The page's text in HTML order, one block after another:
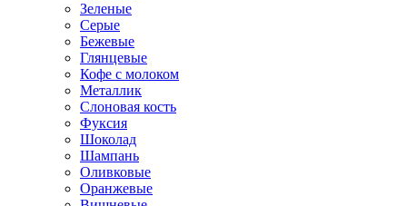
Зеленые
Серые
Бежевые
Глянцевые
Кофе с молоком
Металлик
Слоновая кость
Фуксия
Шоколад
Шампань
Оливковые
Оранжевые